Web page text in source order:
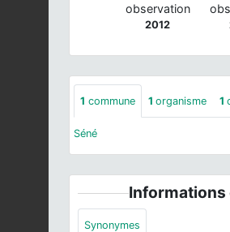
observation
2012
1 commune 1 organisme 1
Séné
Informations
Synonymes